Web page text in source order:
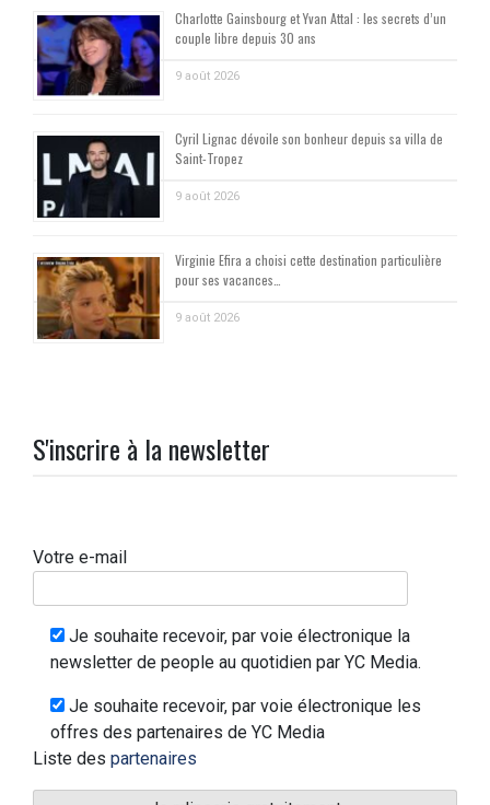
Charlotte Gainsbourg et Yvan Attal : les secrets d’un
couple libre depuis 30 ans
9 août 2026
Cyril Lignac dévoile son bonheur depuis sa villa de
Saint-Tropez
9 août 2026
Virginie Efira a choisi cette destination particulière
pour ses vacances…
9 août 2026
S'inscrire à la newsletter
Votre e-mail
Je souhaite recevoir, par voie électronique la
newsletter de people au quotidien par YC Media.
Je souhaite recevoir, par voie électronique les
offres des partenaires de YC Media
Liste des partenaires